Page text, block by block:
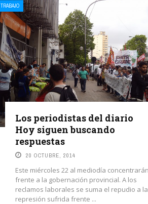
TRABAJO
Los periodistas del diario
Hoy siguen buscando
respuestas
20 OCTUBRE, 2014
Este miércoles 22 al mediodía concentrarán
frente a la gobernación provincial. A los
reclamos laborales se suma el repudio a la
represión sufrida frente ...